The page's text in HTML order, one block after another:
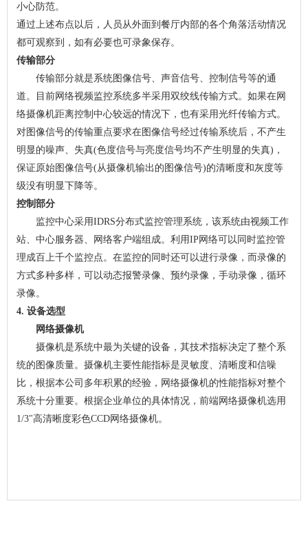
小心防范。
通过上述布点以后，人员从外面到餐厅内部的各个角落活动情况
都可观察到，如有必要也可录象保存。
传输部分
传输部分就是系统图像信号、声音信号、控制信号等的通
道。目前网络视频监控系统多半采用双绞线传输方式。如果在网
络摄像机距离控制中心较远的情况下，也有采用光纤传输方式。
对图像信号的传输重点要求在图像信号经过传输系统后，不产生
明显的噪声、失真(色度信号与亮度信号均不产生明显的失真)，
保证原始图像信号(从摄像机输出的图像信号)的清晰度和灰度等
级没有明显下降等。
控制部分
监控中心采用IDRS分布式监控管理系统，该系统由视频工作
站、中心服务器、网络客户端组成。利用IP网络可以同时监控管
理成百上千个监控点。在监控的同时还可以进行录像，而录像的
方式多种多样，可以动态报警录像、预约录像，手动录像，循环
录像。
4. 设备选型
网络摄像机
摄像机是系统中最为关键的设备，其技术指标决定了整个系
统的图像质量。摄像机主要性能指标是灵敏度、清晰度和信噪
比，根据本公司多年积累的经验，网络摄像机的性能指标对整个
系统十分重要。根据企业单位的具体情况，前端网络摄像机选用
1/3"高清晰度彩色CCD网络摄像机。